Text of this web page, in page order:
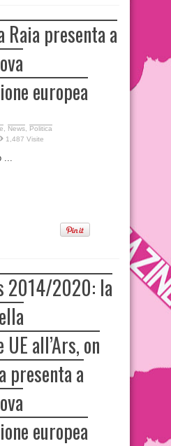
Raia presenta a
europea
News
Politica
1,487 Visite
...
2014/2020: la
all’Ars, on
presenta a
europea